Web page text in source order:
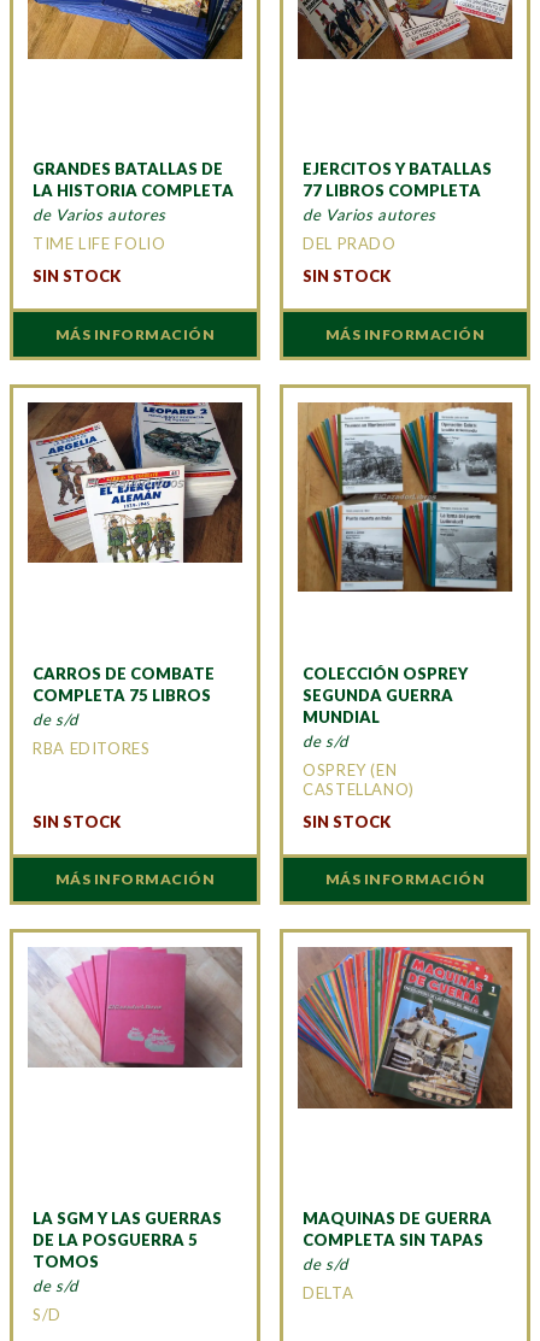
GRANDES BATALLAS DE
LA HISTORIA COMPLETA
de Varios autores
TIME LIFE FOLIO
SIN STOCK
MÁS INFORMACIÓN
EJERCITOS Y BATALLAS
77 LIBROS COMPLETA
de Varios autores
DEL PRADO
SIN STOCK
MÁS INFORMACIÓN
CARROS DE COMBATE
COMPLETA 75 LIBROS
de s/d
RBA EDITORES
SIN STOCK
MÁS INFORMACIÓN
COLECCIÓN OSPREY
SEGUNDA GUERRA
MUNDIAL
de s/d
OSPREY (EN
CASTELLANO)
SIN STOCK
MÁS INFORMACIÓN
LA SGM Y LAS GUERRAS
DE LA POSGUERRA 5
TOMOS
de s/d
S/D
MAQUINAS DE GUERRA
COMPLETA SIN TAPAS
de s/d
DELTA